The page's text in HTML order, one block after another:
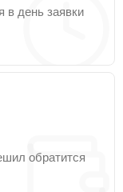
в день заявки
обратится